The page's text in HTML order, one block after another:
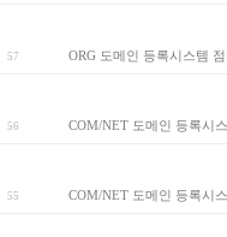
57 ORG 도메인 등록시스템
56 COM/NET 도메인 등록시
55 COM/NET 도메인 등록시